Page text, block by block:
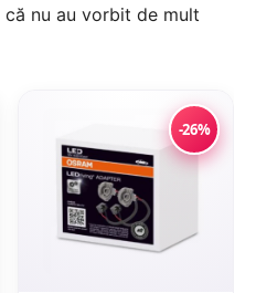
că nu au vorbit de mult
-26%